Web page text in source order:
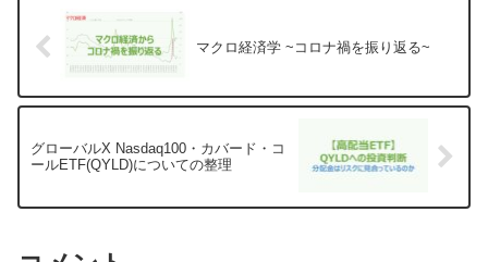
マクロ経済学 ~コロナ禍を振り返る~
グローバルX Nasdaq100・カバード・コ
ールETF(QYLD)についての整理